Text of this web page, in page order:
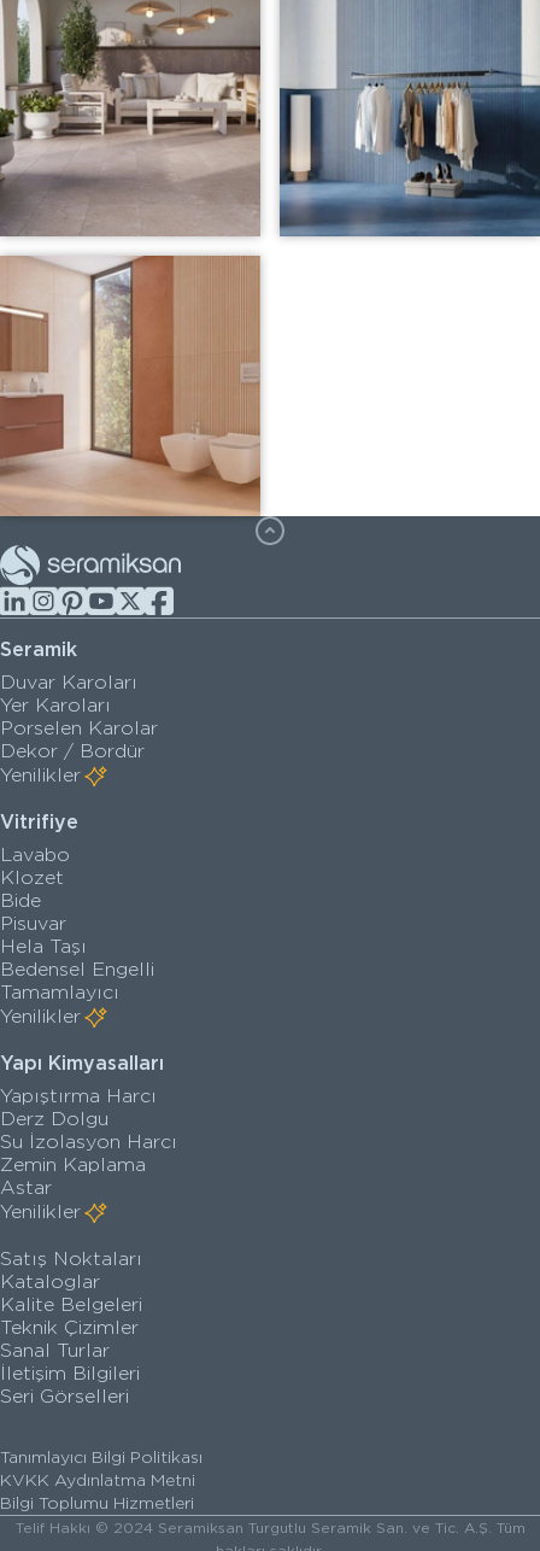
Seramik
Duvar Karoları
Yer Karoları
Porselen Karolar
Dekor / Bordür
Yenilikler
Vitrifiye
Lavabo
Klozet
Bide
Pisuvar
Hela Taşı
Bedensel Engelli
Tamamlayıcı
Yenilikler
Yapı Kimyasalları
Yapıştırma Harcı
Derz Dolgu
Su İzolasyon Harcı
Zemin Kaplama
Astar
Yenilikler
Satış Noktaları
Kataloglar
Kalite Belgeleri
Teknik Çizimler
Sanal Turlar
İletişim Bilgileri
Seri Görselleri
Tanımlayıcı Bilgi Politikası
KVKK Aydınlatma Metni
Bilgi Toplumu Hizmetleri
Telif Hakkı © 2024 Seramiksan Turgutlu Seramik San. ve Tic. A.Ş. Tüm